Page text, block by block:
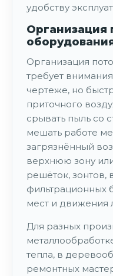
удобству
Организация
Организация
требует
чертеже, но
приточного
срывать пыль со
мешать работе
загрязнённый
верхнюю зону
решёток, зонтов,
фильтрационных
мест и движения
Для разных
тепла, в
ремонтных